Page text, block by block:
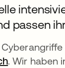
passen
. Wir haben